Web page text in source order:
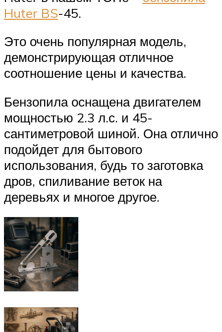
Huter BS-45.
Это очень популярная модель,
демонстрирующая отличное
соотношение цены и качества.
Бензопила оснащена двигателем
мощностью 2.3 л.с. и 45-
сантиметровой шиной. Она отлично
подойдет для бытового
использования, будь то заготовка
дров, спиливание веток на
деревьях и многое другое.